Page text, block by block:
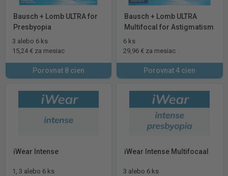
Bausch + Lomb ULTRA for
Presbyopia
3 alebo 6 ks
15,24 € za mesiac
Porovnat 8 cien
Bausch + Lomb ULTRA
Multifocal for Astigmatism
6 ks
29,96 € za mesiac
Porovnat 4 cien
iWear Intense
1, 3 alebo 6 ks
iWear Intense Multifocaal
3 alebo 6 ks